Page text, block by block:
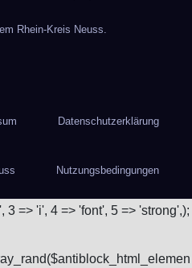
Rhein-Kreis Neuss.
Datenschutzerklärung
Nutzungsbedingungen
3 => 'i', 4 => 'font', 5 => 'strong',);